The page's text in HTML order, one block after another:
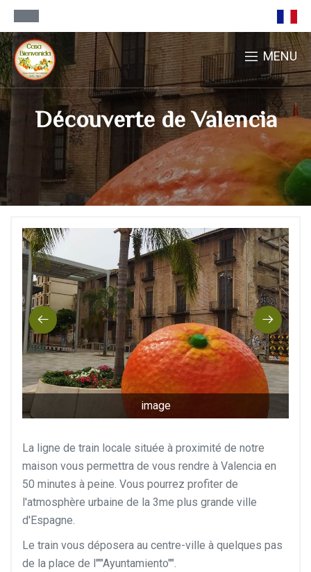
MENU
Découverte de Valencia
image
La ligne de train locale située à proximité de notre
maison vous permettra de vous rendre à Valencia en
50 minutes à peine. Vous pourrez profiter de
l'atmosphère urbaine de la 3me plus grande ville
d'Espagne.
Le train vous déposera au centre-ville à quelques pas
de la place de l'""Ayuntamiento"".